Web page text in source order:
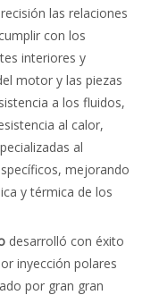
las relaciones
con los
interiores y
motor y las piezas
a los fluidos,
al calor,
al
mejorando
y térmica de los
desarrolló con éxito
inyección polares
por gran gran